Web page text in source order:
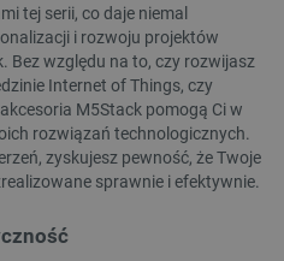
tej serii, co daje niemal
i rozwoju projektów
względu na to, czy rozwijasz
Internet of Things, czy
M5Stack pomogą Ci w
rozwiązań technologicznych.
zyskujesz pewność, że Twoje
sprawnie i efektywnie.